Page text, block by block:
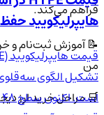
فراهم می‌کند.
📝 آموزش ثبت‌نام و
من
هایپرلیکویید
تشکیل الگوی